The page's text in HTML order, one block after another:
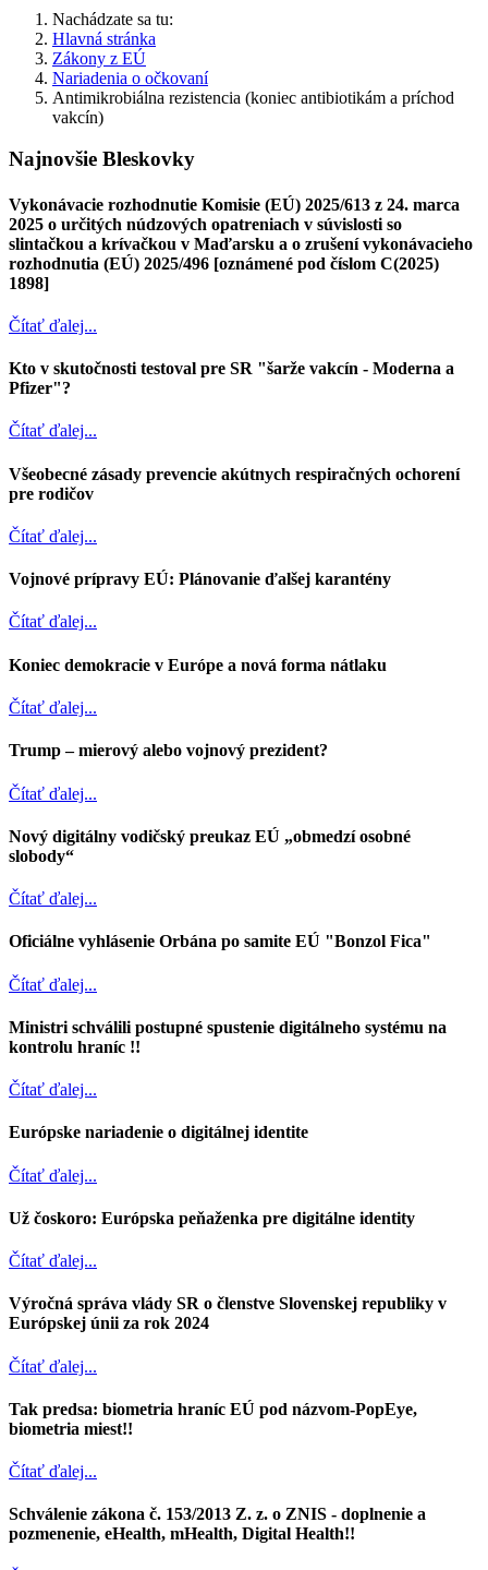
Nachádzate sa tu:
Hlavná stránka
Zákony z EÚ
Nariadenia o očkovaní
Antimikrobiálna rezistencia (koniec antibiotikám a príchod
vakcín)
Najnovšie Bleskovky
Vykonávacie rozhodnutie Komisie (EÚ) 2025/613 z 24. marca
2025 o určitých núdzových opatreniach v súvislosti so
slintačkou a krívačkou v Maďarsku a o zrušení vykonávacieho
rozhodnutia (EÚ) 2025/496 [oznámené pod číslom C(2025)
1898]
Čítať ďalej...
Kto v skutočnosti testoval pre SR "šarže vakcín - Moderna a
Pfizer"?
Čítať ďalej...
Všeobecné zásady prevencie akútnych respiračných ochorení
pre rodičov
Čítať ďalej...
Vojnové prípravy EÚ: Plánovanie ďalšej karantény
Čítať ďalej...
Koniec demokracie v Európe a nová forma nátlaku
Čítať ďalej...
Trump – mierový alebo vojnový prezident?
Čítať ďalej...
Nový digitálny vodičský preukaz EÚ „obmedzí osobné
slobody“
Čítať ďalej...
Oficiálne vyhlásenie Orbána po samite EÚ "Bonzol Fica"
Čítať ďalej...
Ministri schválili postupné spustenie digitálneho systému na
kontrolu hraníc !!
Čítať ďalej...
Európske nariadenie o digitálnej identite
Čítať ďalej...
Už čoskoro: Európska peňaženka pre digitálne identity
Čítať ďalej...
Výročná správa vlády SR o členstve Slovenskej republiky v
Európskej únii za rok 2024
Čítať ďalej...
Tak predsa: biometria hraníc EÚ pod názvom-PopEye,
biometria miest!!
Čítať ďalej...
Schválenie zákona č. 153/2013 Z. z. o ZNIS - doplnenie a
pozmenenie, eHealth, mHealth, Digital Health!!